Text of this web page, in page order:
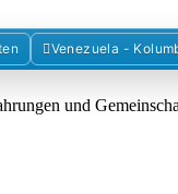
und
Venezuela -